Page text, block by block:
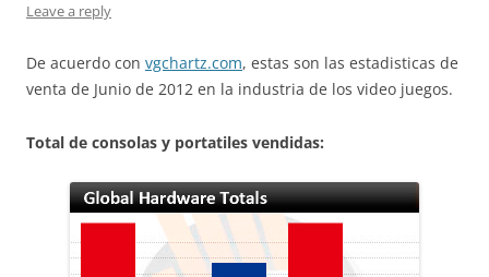
Leave a reply
De acuerdo con vgchartz.com, estas son las estadisticas de
venta de Junio de 2012 en la industria de los video juegos.
Total de consolas y portatiles vendidas: